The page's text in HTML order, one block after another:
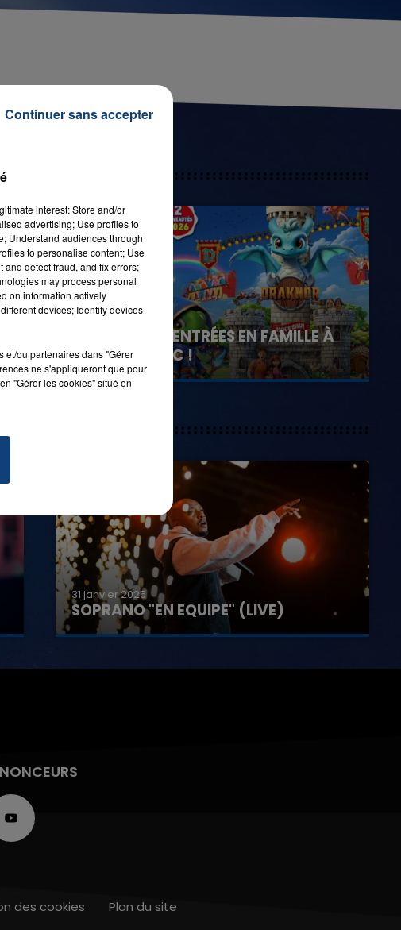
7h00 - 11h00
LA TEAM DE L'ÉTÉ
21 juillet 2026
GAGNEZ VOS ENTRÉES EN FAMILLE À
DENNLYS PARC !
31 janvier 2025
SOPRANO "EN EQUIPE" (LIVE)
des cookies Plan du site
interest: Store and/or
advertising; Use profiles to
Understand audiences through
to personalise content; Use
and detect fraud, and fix errors;
may process personal
on information actively
devices; Identify devices
et/ou partenaires dans "Gérer
ne s'appliqueront que pour
"Gérer les cookies" situé en
Continuer sans accepter